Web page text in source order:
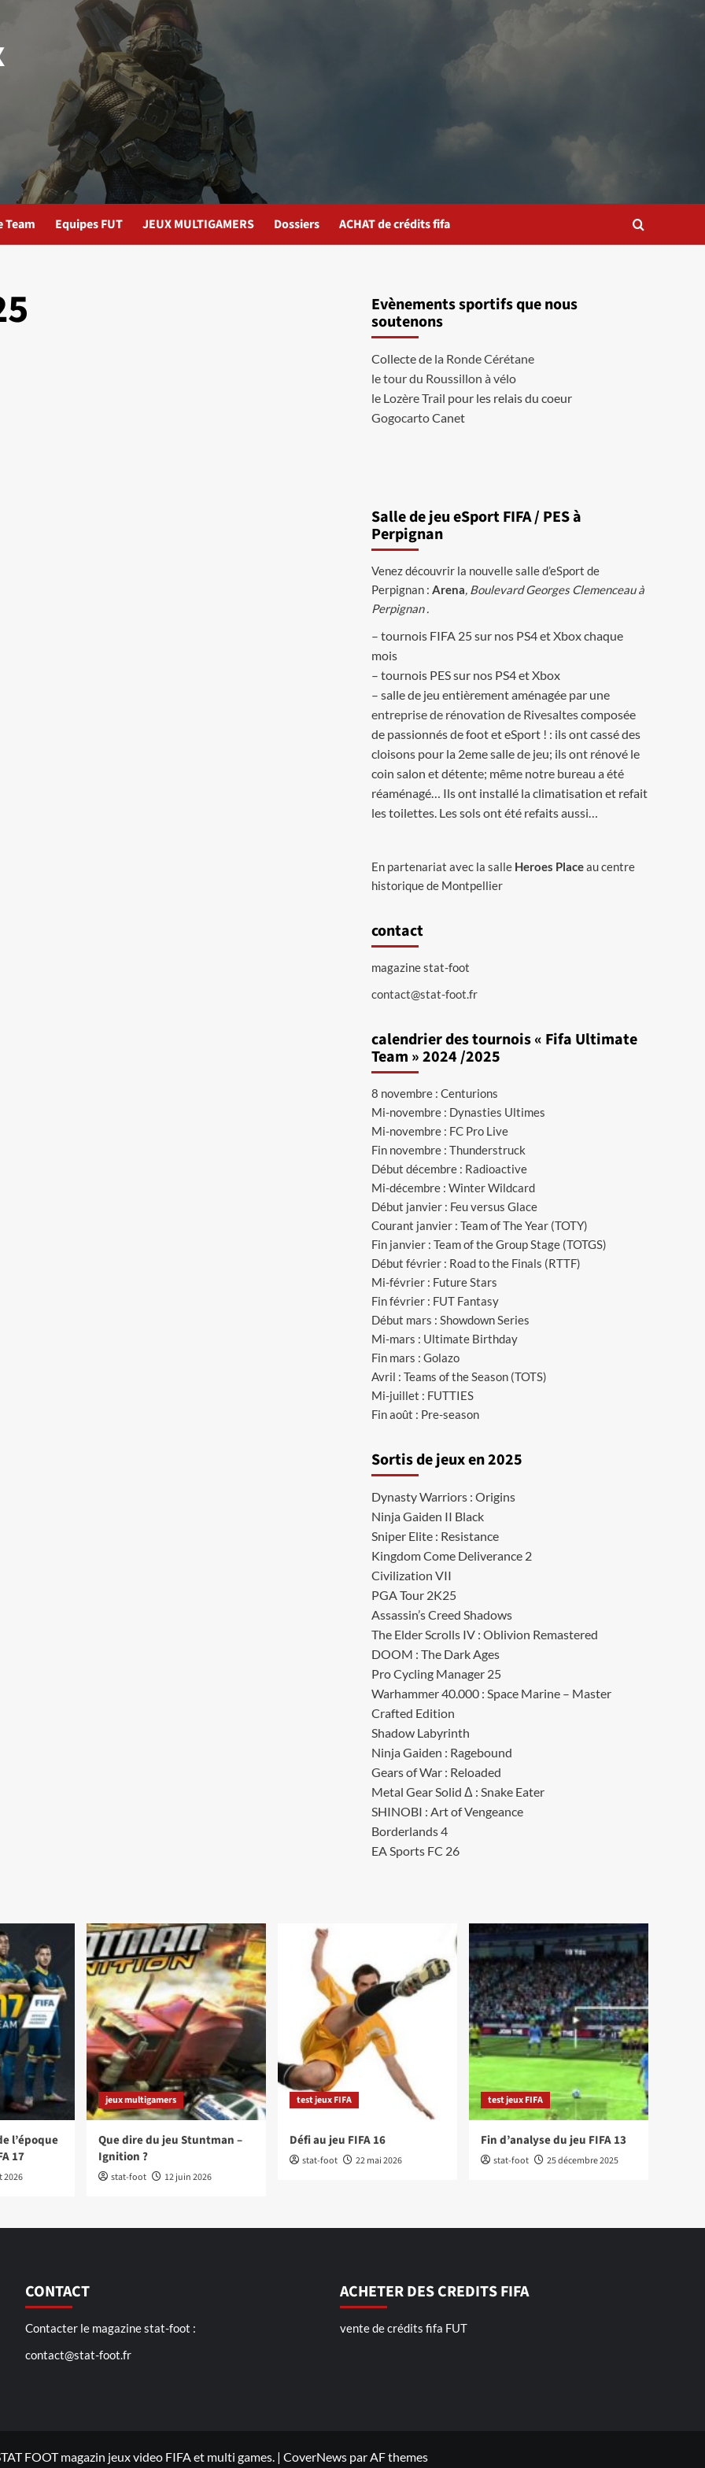
Team Equipes FUT JEUX MULTIGAMERS Dossiers ACHAT de crédits fifa
Evènements sportifs que nous
soutenons
Collecte de la Ronde Cérétane
le tour du Roussillon à vélo
le Lozère Trail pour les relais du coeur
GogocartoCanet
Salle de jeu eSport FIFA / PES à
Perpignan
Venez découvrir la nouvelle salle d’eSport de
Perpignan : Arena, Boulevard Georges Clemenceau à
Perpignan .
– tournois FIFA 25 sur nos PS4 et Xbox chaque
mois
– tournois PES sur nos PS4 et Xbox
– salle de jeu entièrement aménagée par une
entreprise de rénovation de Rivesaltescomposée
de passionnés de foot et eSport ! : ils ont cassé des
cloisons pour la 2eme salle de jeu; ils ont rénové le
coin salon et détente; même notre bureau a été
réaménagé… Ils ont installé la climatisation et refait
les toilettes. Les sols ont été refaits aussi…
En partenariat avec la salle Heroes Placeau centre
historique de Montpellier
contact
magazine stat-foot
contact@stat-foot.fr
calendrier des tournois « Fifa Ultimate
Team » 2024 /2025
8 novembre : Centurions
Mi-novembre : Dynasties Ultimes
Mi-novembre : FC Pro Live
Fin novembre : Thunderstruck
Début décembre : Radioactive
Mi-décembre : Winter Wildcard
Début janvier : Feu versus Glace
Courant janvier : Team of The Year (TOTY)
Fin janvier : Team of the Group Stage (TOTGS)
Début février : Road to the Finals (RTTF)
Mi-février : Future Stars
Fin février : FUT Fantasy
Début mars : Showdown Series
Mi-mars : Ultimate Birthday
Fin mars : Golazo
Avril : Teams of the Season (TOTS)
Mi-juillet : FUTTIES
Fin août : Pre-season
Sortis de jeux en 2025
Dynasty Warriors : Origins
Ninja Gaiden II Black
Sniper Elite : Resistance
Kingdom Come Deliverance 2
Civilization VII
PGA Tour 2K25
Assassin’s Creed Shadows
The Elder Scrolls IV : Oblivion Remastered
DOOM : The Dark Ages
Pro Cycling Manager 25
Warhammer 40.000 : Space Marine – Master
Crafted Edition
Shadow Labyrinth
Ninja Gaiden : Ragebound
Gears of War : Reloaded
Metal Gear Solid Δ : Snake Eater
SHINOBI : Art of Vengeance
Borderlands 4
EA Sports FC 26
l’époque
17
2026
jeux multigamers
Que dire du jeu Stuntman –
Ignition ?
stat-foot 12 juin 2026
test jeux FIFA
Défi au jeu FIFA 16
stat-foot 22 mai 2026
test jeux FIFA
Fin d’analyse du jeu FIFA 13
stat-foot 25 décembre 2025
CONTACT
Contacter le magazine stat-foot :
contact@stat-foot.fr
ACHETER DES CREDITS FIFA
vente de crédits fifa FUT
FOOT magazin jeux video FIFA et multi games. | CoverNews par AF themes